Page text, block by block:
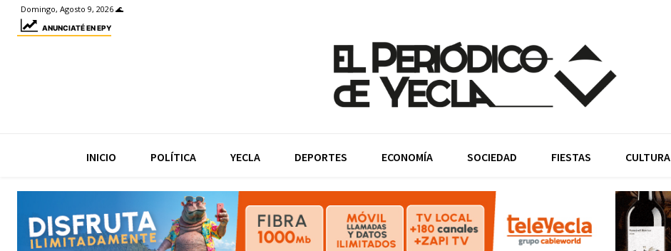
Domingo, Agosto 9, 2026 🌊
ANUNCIATÉ EN EPY
INICIO POLÍTICA YECLA DEPORTES ECONOMÍA SOCIEDAD FIESTAS CULTURA